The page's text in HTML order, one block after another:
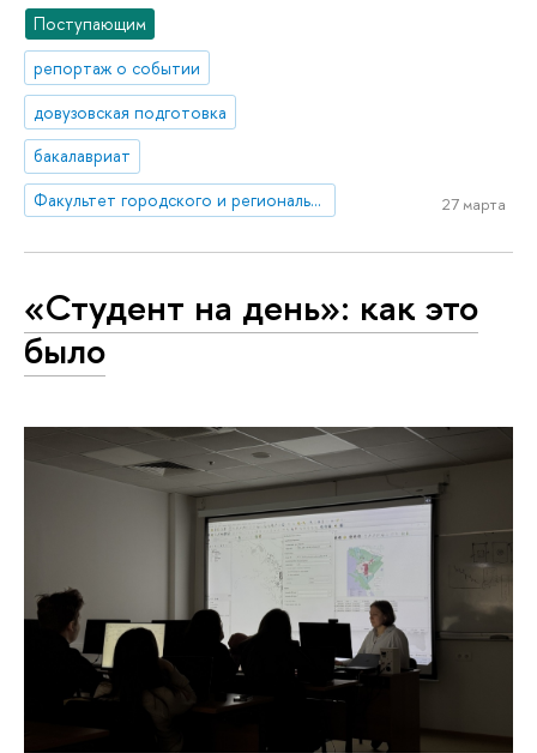
Поступающим
репортаж о событии
довузовская подготовка
бакалавриат
Факультет городского и регионального развития
27 марта
«Студент на день»: как это
было